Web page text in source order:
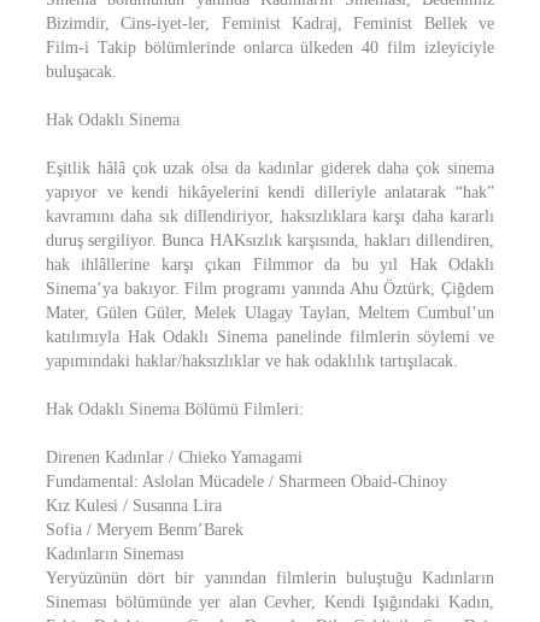
Bizimdir, Cins-iyet-ler, Feminist Kadraj, Feminist Bellek ve
Film-i Takip bölümlerinde onlarca ülkeden 40 film izleyiciyle
buluşacak.
Hak Odaklı Sinema
Eşitlik hâlâ çok uzak olsa da kadınlar giderek daha çok sinema
yapıyor ve kendi hikâyelerini kendi dilleriyle anlatarak “hak”
kavramını daha sık dillendiriyor, haksızlıklara karşı daha kararlı
duruş sergiliyor. Bunca HAKsızlık karşısında, hakları dillendiren,
hak ihlâllerine karşı çıkan Filmmor da bu yıl Hak Odaklı
Sinema’ya bakıyor. Film programı yanında Ahu Öztürk, Çiğdem
Mater, Gülen Güler, Melek Ulagay Taylan, Meltem Cumbul’un
katılımıyla Hak Odaklı Sinema panelinde filmlerin söylemi ve
yapımındaki haklar/haksızlıklar ve hak odaklılık tartışılacak.
Hak Odaklı Sinema Bölümü Filmleri:
Direnen Kadınlar / Chieko Yamagami
Fundamental: Aslolan Mücadele / Sharmeen Obaid-Chinoy
Kız Kulesi / Susanna Lira
Sofia / Meryem Benm’Barek
Kadınların Sineması
Yeryüzünün dört bir yanından filmlerin buluştuğu Kadınların
Sineması bölümünde yer alan Cevher, Kendi Işığındaki Kadın,